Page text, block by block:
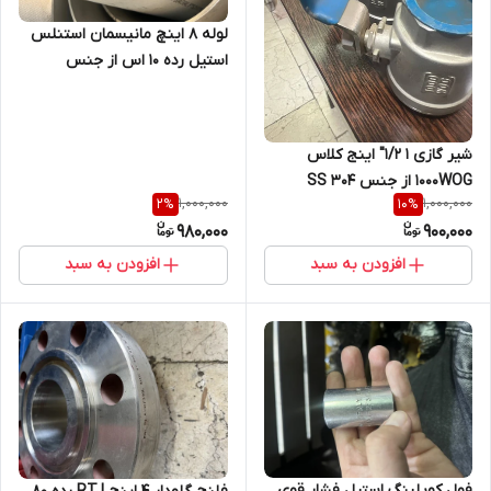
شیر گازی 1 1/2" اینج کلاس
1000WOG از جنس SS 304
1,000,000
10%
900,000
افزودن به سبد
لوله 8 اینچ مانیسمان استنلس
استیل رده 10 اس از جنس
1,000,000
2%
980,000
افزودن به سبد